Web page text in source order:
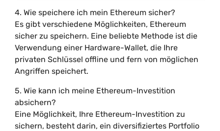
4. Wie speichere ich mein Ethereum sicher?
Es gibt verschiedene Möglichkeiten, Ethereum
sicher zu speichern. Eine beliebte Methode ist die
Verwendung einer Hardware-Wallet, die Ihre
privaten Schlüssel offline und fern von möglichen
Angriffen speichert.
5. Wie kann ich meine Ethereum-Investition
absichern?
Eine Möglichkeit, Ihre Ethereum-Investition zu
sichern, besteht darin, ein diversifiziertes Portfolio